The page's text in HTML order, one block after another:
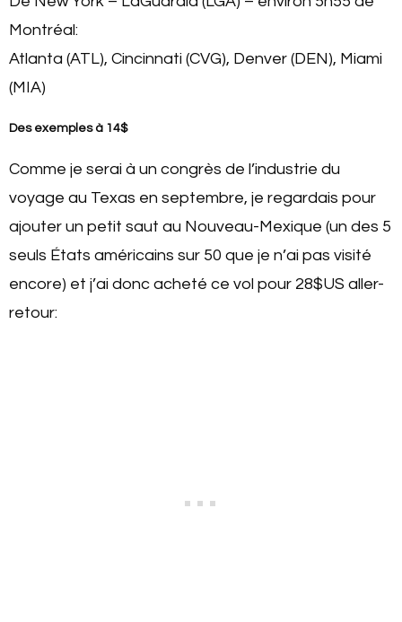
Montréal:
Atlanta (ATL), Cincinnati (CVG), Denver (DEN), Miami
(MIA)
Des exemples à 14$
Comme je serai à un congrès de l’industrie du
voyage au Texas en septembre, je regardais pour
ajouter un petit saut au Nouveau-Mexique (un des 5
seuls États américains sur 50 que je n’ai pas visité
encore) et j’ai donc acheté ce vol pour 28$US aller-
retour: